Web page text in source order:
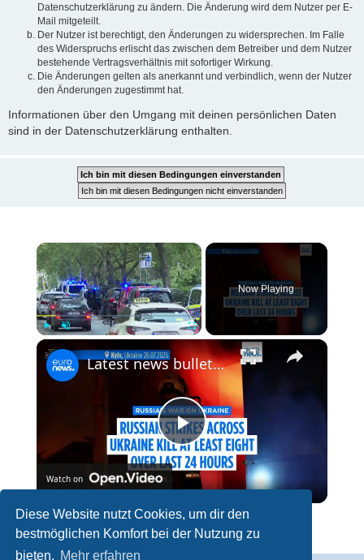
Diese Website nutzt Cookies, um dir den
bestmöglichen Komfort bei der Nutzung zu
bieten. Mehr erfahren
Datenschutzerklärung zu ändern. Die Änderung wird dem Nutzer per E-
Mail mitgeteilt.
Der Nutzer ist berechtigt, den Änderungen zu widersprechen. Im Falle
des Widerspruchs erlischt das zwischen dem Betreiber und dem Nutzer
bestehende Vertragsverhältnis mit sofortiger Wirkung.
Die Änderungen gelten als anerkannt und verbindlich, wenn der Nutzer
den Änderungen zugestimmt hat.
Informationen über den Umgang mit deinen persönlichen Daten
sind in der Datenschutzerklärung enthalten.
×
Fullscreen
Now Playing
×
P
l
a
Latest news bulletin | July 27th, 2026 – Morning
Watch on
Latest news bulletin | July 27th, 2026 – Morning